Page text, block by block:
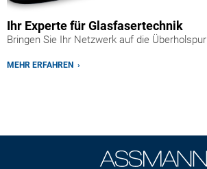
Ihr Experte für Glasfasertechnik
Bringen Sie Ihr Netzwerk auf die Überholspur
MEHR ERFAHREN ›